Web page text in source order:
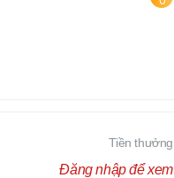
Tiền thưởng
Đăng nhập để xem